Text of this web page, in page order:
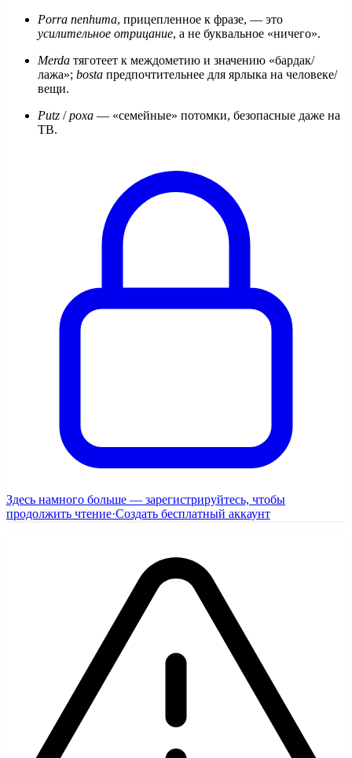
Porra nenhuma, прицепленное к фразе, — это
усилительное отрицание, а не буквальное «ничего».
Merda тяготеет к междометию и значению «бардак/
лажа»; bosta предпочтительнее для ярлыка на человеке/
вещи.
Putz /poxa — «семейные» потомки, безопасные даже на
ТВ.
Здесь намного больше — зарегистрируйтесь, чтобы
продолжить чтение·Создать бесплатный аккаунт